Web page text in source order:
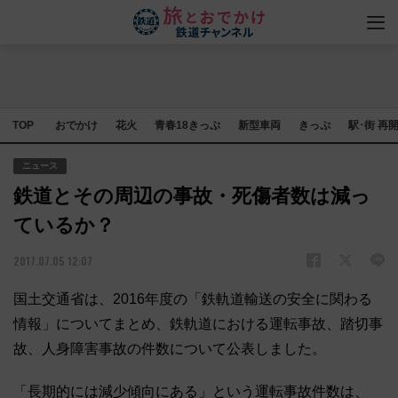
TOP おでかけ 花火 青春18きっぷ 新型車両 きっぷ 駅･街 再
ニュース
鉄道とその周辺の事故・死傷者数は減っ
ているか？
2017.07.05 12:07
国土交通省は、2016年度の「鉄軌道輸送の安全に関わる
情報」についてまとめ、鉄軌道における運転事故、踏切事
故、人身障害事故の件数について公表しました。
「長期的には減少傾向にある」という運転事故件数は、